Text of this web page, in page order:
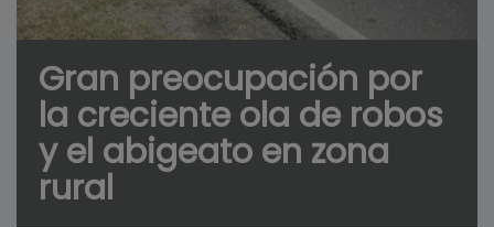
Gran preocupación por
la creciente ola de robos
y el abigeato en zona
rural